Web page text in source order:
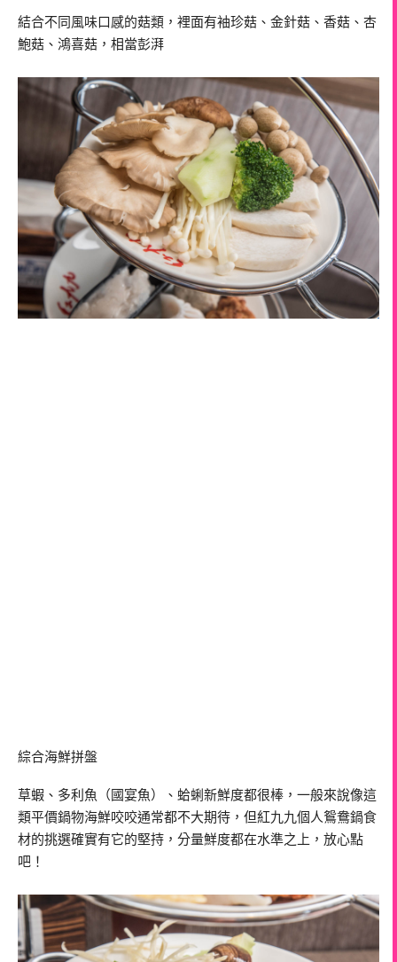
結合不同風味口感的菇類，裡面有袖珍菇、金針菇、香菇、杏
鮑菇、鴻喜菇，相當彭湃
綜合海鮮拼盤
草蝦、多利魚（國宴魚）、蛤蜊新鮮度都很棒，一般來說像這
類平價鍋物海鮮咬咬通常都不大期待，但紅九九個人鴛鴦鍋食
材的挑選確實有它的堅持，分量鮮度都在水準之上，放心點
吧！